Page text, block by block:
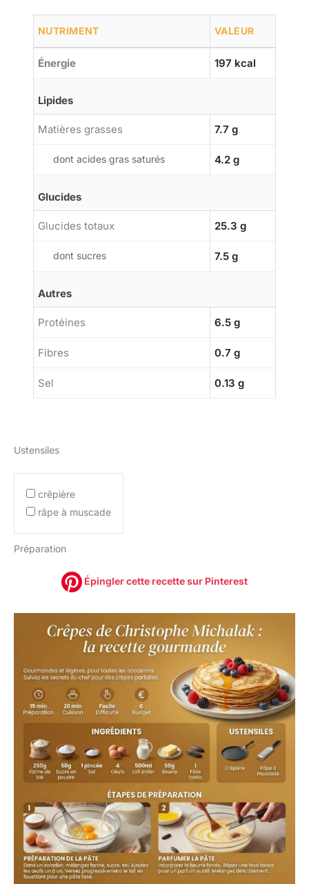
NUTRIMENT VALEUR
Énergie 197 kcal
Lipides
Matières grasses 7.7 g
dont acides gras saturés 4.2 g
Glucides
Glucides totaux 25.3 g
dont sucres 7.5 g
Autres
Protéines 6.5 g
Fibres 0.7 g
Sel 0.13 g
Ustensiles
crêpière
râpe à muscade
Préparation
Épingler cette recette sur Pinterest